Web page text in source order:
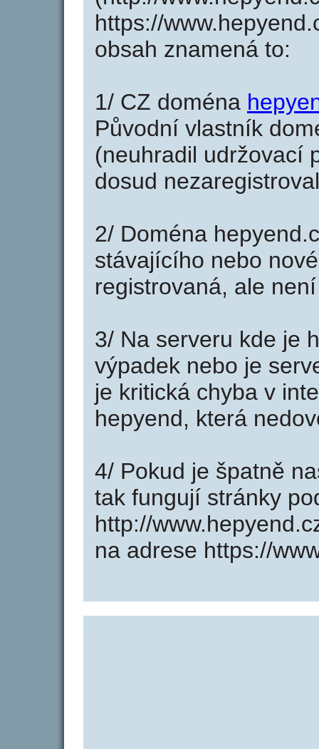
https://
obsah znamená to:
1/ CZ doména
Původní vlastník
(neuhradil udržovací
dosud
2/ Doména
stávajícího nebo
registrovaná, ale
3/ Na serveru kde je
výpadek nebo je
je kritická chyba v
hepyend, která
4/ Pokud je špatně
tak fungují stránky
http://
na adrese https://